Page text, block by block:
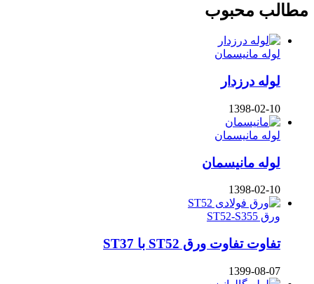
مطالب محبوب
لوله مانیسمان
لوله درزدار
1398-02-10
لوله مانیسمان
لوله مانیسمان
1398-02-10
ورق ST52-S355
تفاوت تفاوت ورق ST52 با ST37
1399-08-07